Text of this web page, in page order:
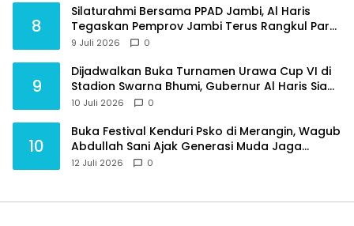
8
Silaturahmi Bersama PPAD Jambi, Al Haris
Tegaskan Pemprov Jambi Terus Rangkul Para
Purnawirawan
9 Juli 2026 0
9
Dijadwalkan Buka Turnamen Urawa Cup VI di
Stadion Swarna Bhumi, Gubernur Al Haris Siap
Berlaga Lawan Tim Urawa
10 Juli 2026 0
10
Buka Festival Kenduri Psko di Merangin, Wagub
Abdullah Sani Ajak Generasi Muda Jaga
Budaya dan Jauhi Narkoba
12 Juli 2026 0